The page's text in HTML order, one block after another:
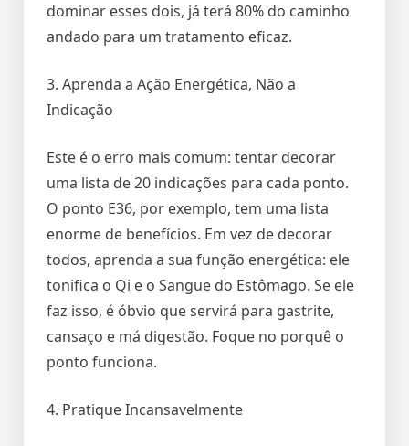
dominar esses dois, já terá 80% do caminho
andado para um tratamento eficaz.
3. Aprenda a Ação Energética, Não a
Indicação
Este é o erro mais comum: tentar decorar
uma lista de 20 indicações para cada ponto.
O ponto E36, por exemplo, tem uma lista
enorme de benefícios. Em vez de decorar
todos, aprenda a sua função energética: ele
tonifica o Qi e o Sangue do Estômago. Se ele
faz isso, é óbvio que servirá para gastrite,
cansaço e má digestão. Foque no porquê o
ponto funciona.
4. Pratique Incansavelmente